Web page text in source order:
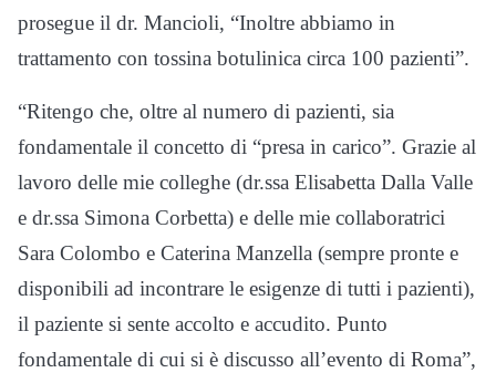
prosegue il dr. Mancioli, “Inoltre abbiamo in
trattamento con tossina botulinica circa 100 pazienti”.
“Ritengo che, oltre al numero di pazienti, sia
fondamentale il concetto di “presa in carico”. Grazie al
lavoro delle mie colleghe (dr.ssa Elisabetta Dalla Valle
e dr.ssa Simona Corbetta) e delle mie collaboratrici
Sara Colombo e Caterina Manzella (sempre pronte e
disponibili ad incontrare le esigenze di tutti i pazienti),
il paziente si sente accolto e accudito. Punto
fondamentale di cui si è discusso all’evento di Roma”,